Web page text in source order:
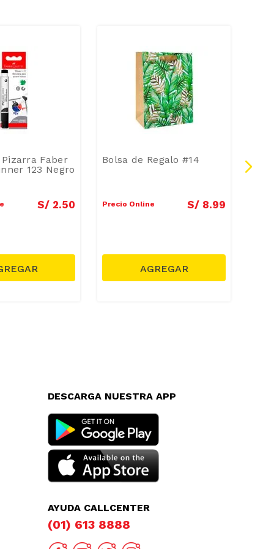
Faber
123 Negro
S/ 2.50
Bolsa de Regalo #14
Precio Online S/ 8.99
DESCARGA NUESTRA APP
AYUDA CALLCENTER
(01) 613 8888